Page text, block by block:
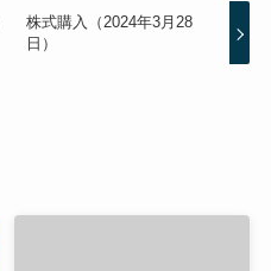
株式購入（2024年3月28
日）